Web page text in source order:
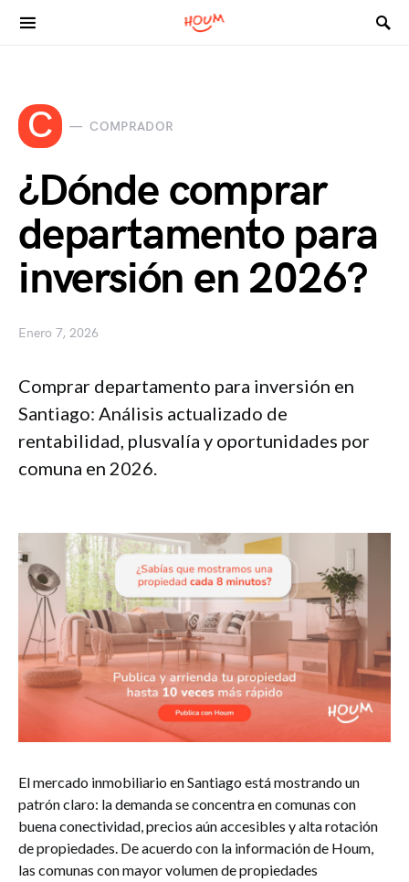
Search for:
C COMPRADOR
¿Dónde comprar
departamento para
inversión en 2026?
Enero 7, 2026
Comprar departamento para inversión en
Santiago: Análisis actualizado de
rentabilidad, plusvalía y oportunidades por
comuna en 2026.
El mercado inmobiliario en Santiago está mostrando un
patrón claro: la demanda se concentra en comunas con
buena conectividad, precios aún accesibles y alta rotación
de propiedades. De acuerdo con la información de Houm,
las comunas con mayor volumen de propiedades